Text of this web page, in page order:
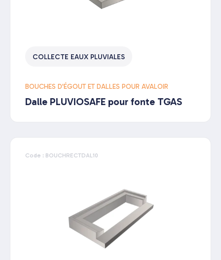
COLLECTE EAUX PLUVIALES
BOUCHES D'ÉGOUT ET DALLES POUR AVALOIR
Dalle PLUVIOSAFE pour fonte TGAS
Code : BOUCHRECTDAL10